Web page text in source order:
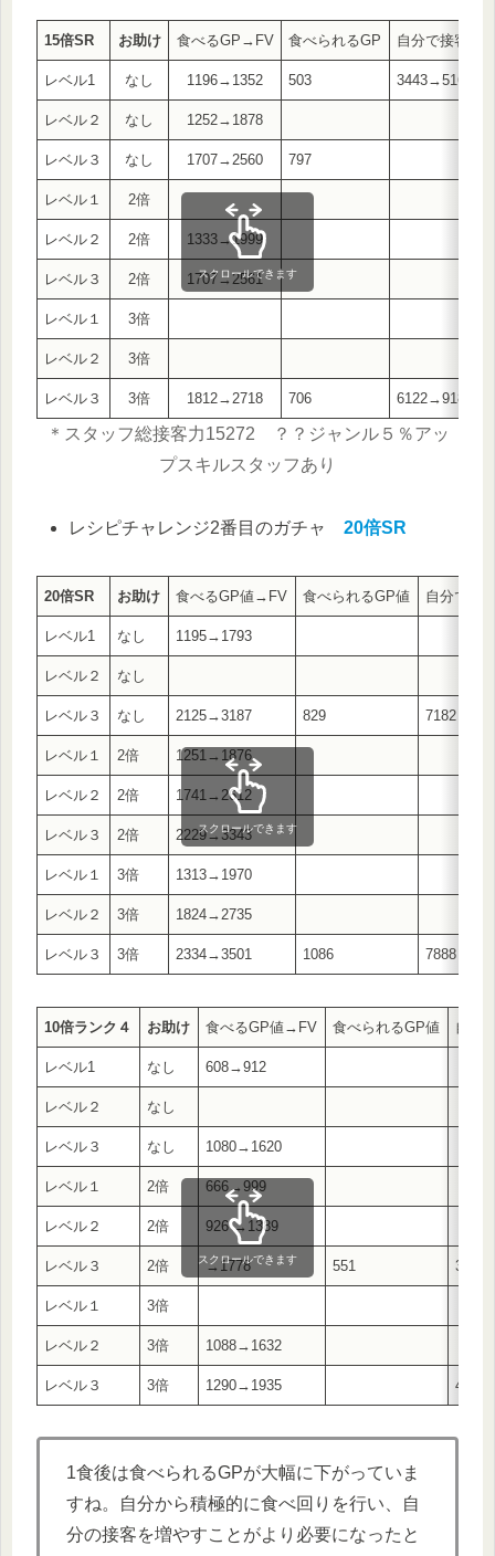
15倍SR お助け 食べるGP→FV 食べられるGP 自分で接客
レベル1 なし 1196→1352 503 3443→5165
レベル２ なし 1252→1878
レベル３ なし 1707→2560 797
レベル１ 2倍
レベル２ 2倍 1333→1999
レベル３ 2倍 1707→2561
レベル１ 3倍
レベル２ 3倍
レベル３ 3倍 1812→2718 706 6122→9183
スクロールできます
＊スタッフ総接客力15272
？？ジャンル５％アッ
プスキルスタッフあり
レシピチャレンジ2番目のガチャ20倍SR
20倍SR お助け 食べるGP値→FV 食べられるGP値 自分で接
レベル1 なし 1195→1793
レベル２ なし
レベル３ なし 2125→3187 829
レベル１ 2倍 1251→1876
レベル２ 2倍 1741→2612
レベル３ 2倍 2229→3343
レベル１ 3倍 1313→1970
レベル２ 3倍 1824→2735
レベル３ 3倍 2334→3501 1086
スクロールできます
10倍ランク４ お助け 食べるGP値→FV 食べられるGP値 自分
レベル1 なし 608→912
レベル２ なし
レベル３ なし 1080→1620
レベル１ 2倍 666→999
レベル２ 2倍 926 →1389
レベル３ 2倍 →1778 551
レベル１ 3倍
レベル２ 3倍 1088→1632
レベル３ 3倍 1290→1935
スクロールできます
1食後は食べられるGPが大幅に下がっていま
すね。自分から積極的に食べ回りを行い、自
分の接客を増やすことがより必要になったと